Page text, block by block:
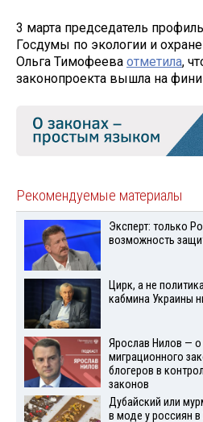
3 марта председатель
Госдумы по экологии и
Ольга Тимофеева отметила,
законопроекта вышла на
Рекомендуемые материалы
Эксперт: только
возможность
Цирк, а не
кабмина Украины
Ярослав Нилов —
миграционного
блогеров в
законов
Дубайский или
в моде у россиян в